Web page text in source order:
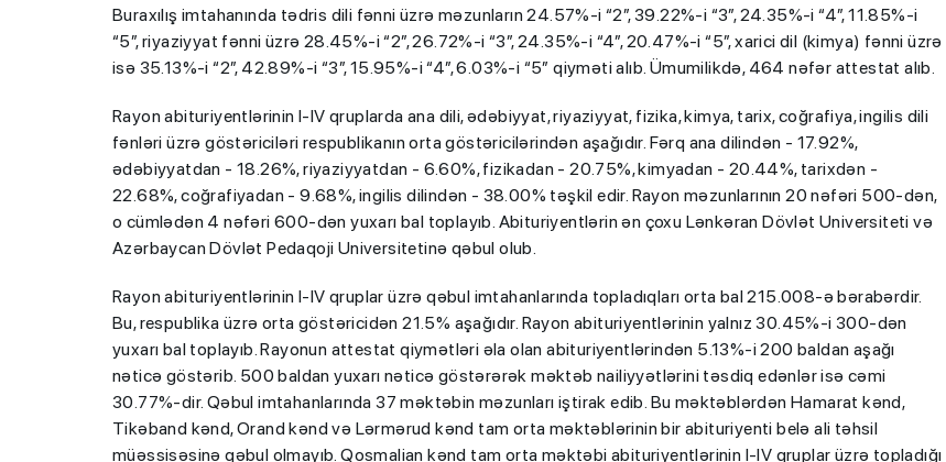
Buraxılış imtahanında tədris dili fənni üzrə məzunların 24.57%-i “2”, 39.22%-i “3”, 24.35%-i “4”, 11.85%-i
“5”, riyaziyyat fənni üzrə 28.45%-i “2”, 26.72%-i “3”, 24.35%-i “4”, 20.47%-i “5”, xarici dil (kimya) fənni üzrə
isə 35.13%-i “2”, 42.89%-i “3”, 15.95%-i “4”, 6.03%-i “5” qiyməti alıb. Ümumilikdə, 464 nəfər attestat alıb.
Rayon abituriyentlərinin I-IV qruplarda ana dili, ədəbiyyat, riyaziyyat, fizika, kimya, tarix, coğrafiya, ingilis dili
fənləri üzrə göstəriciləri respublikanın orta göstəricilərindən aşağıdır. Fərq ana dilindən - 17.92%,
ədəbiyyatdan - 18.26%, riyaziyyatdan - 6.60%, fizikadan - 20.75%, kimyadan - 20.44%, tarixdən -
22.68%, coğrafiyadan - 9.68%, ingilis dilindən - 38.00% təşkil edir. Rayon məzunlarının 20 nəfəri 500-dən,
o cümlədən 4 nəfəri 600-dən yuxarı bal toplayıb. Abituriyentlərin ən çoxu Lənkəran Dövlət Universiteti və
Azərbaycan Dövlət Pedaqoji Universitetinə qəbul olub.
Rayon abituriyentlərinin I-IV qruplar üzrə qəbul imtahanlarında topladıqları orta bal 215.008-ə bərabərdir.
Bu, respublika üzrə orta göstəricidən 21.5% aşağıdır. Rayon abituriyentlərinin yalnız 30.45%-i 300-dən
yuxarı bal toplayıb. Rayonun attestat qiymətləri əla olan abituriyentlərindən 5.13%-i 200 baldan aşağı
nəticə göstərib. 500 baldan yuxarı nəticə göstərərək məktəb nailiyyətlərini təsdiq edənlər isə cəmi
30.77%-dir. Qəbul imtahanlarında 37 məktəbin məzunları iştirak edib. Bu məktəblərdən Hamarat kənd,
Tikəband kənd, Orand kənd və Lərmərud kənd tam orta məktəblərinin bir abituriyenti belə ali təhsil
müəssisəsinə qəbul olmayıb. Qosmalian kənd tam orta məktəbi abituriyentlərinin I-IV qruplar üzrə topladığı